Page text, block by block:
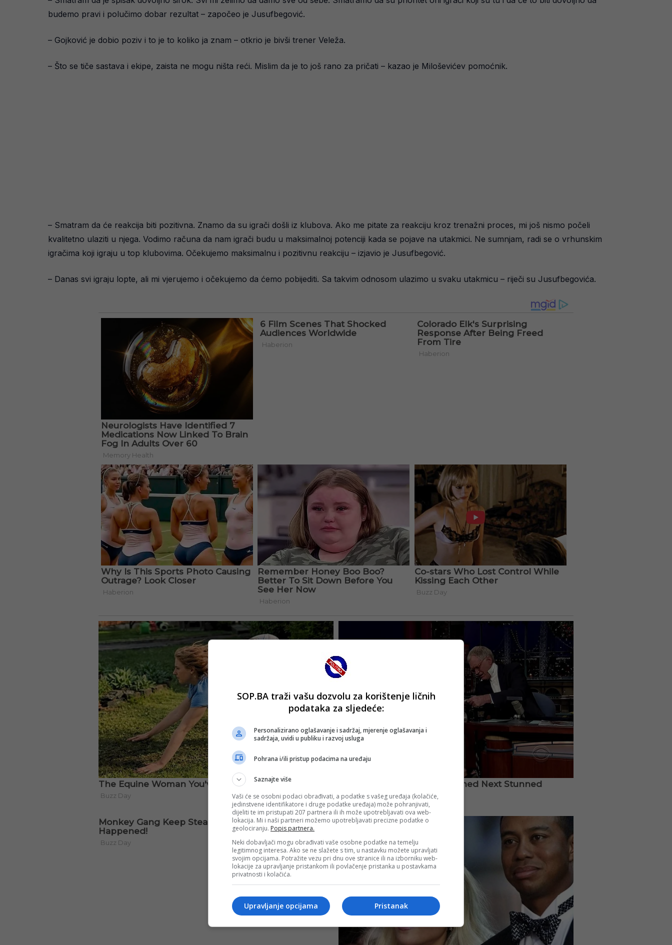
budemo pravi i polučimo dobar rezultat – započeo je Jusufbegović.
– Gojković je dobio poziv i to je to koliko ja znam – otkrio je bivši trener Veleža.
– Što se tiče sastava i ekipe, zaista ne mogu ništa reći. Mislim da je to još rano za pričati – kazao je Miloševićev pomoćnik.
– Smatram da će reakcija biti pozitivna. Znamo da su igrači došli iz klubova. Ako me pitate za reakciju kroz trenažni proces, mi još nismo počeli
kvalitetno ulaziti u njega. Vodimo računa da nam igrači budu u maksimalnoj potenciji kada se pojave na utakmici. Ne sumnjam, radi se o vrhunskim
igračima koji igraju u top klubovima. Očekujemo maksimalnu i pozitivnu reakciju – izjavio je Jusufbegović.
– Danas svi igraju lopte, ali mi vjerujemo i očekujemo da ćemo pobijediti. Sa takvim odnosom ulazimo u svaku utakmicu – riječi su Jusufbegovića.
SOP.BA traži vašu dozvolu za korištenje ličnih
podataka za sljedeće:
Personalizirano oglašavanje i sadržaj, mjerenje oglašavanja i
sadržaja, uvidi u publiku i razvoj usluga
Pohrana i/ili pristup podacima na uređaju
Saznajte više
Vaši će se osobni podaci obrađivati, a podatke s vašeg uređaja (kolačiće,
jedinstvene identifikatore i druge podatke uređaja) može pohranjivati,
dijeliti te im pristupati 207 partnera ili ih može upotrebljavati ova web-
lokacija. Mi i naši partneri možemo upotrebljavati precizne podatke o
geolociranju. Popis partnera.
Neki dobavljači mogu obrađivati vaše osobne podatke na temelju
legitimnog interesa. Ako se ne slažete s tim, u nastavku možete upravljati
svojim opcijama. Potražite vezu pri dnu ove stranice ili na izborniku web-
lokacije za upravljanje pristankom ili povlačenje pristanka u postavkama
privatnosti i kolačića.
Pristanak
Upravljanje opcijama